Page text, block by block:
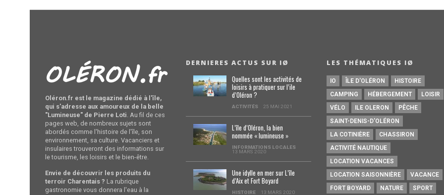
Oléron.fr est le magazine dédié à l'île,
qui s'adresse aux amoureux de la belle
"Lumineuse" de Pierre Loti. Au fil de ces
pages web, de nombreux sujets sont
abordés comme l'histoire de l'île, son
environnement, sa culture. Vacanciers et
insulaires trouveront des informations sur
le tourisme, les loisirs et le bien-être.
Envie de découvrir les produits du
terroir Charentais ? La rubrique
gastronomie vous donnera l'eau à la
DERNIERES ACTUS SUR IØ
Quelles sont les activités de
loisirs à pratiquer sur l’ile
d’Oléron ?
ACTIVITÉS 25 MAI 2021
L’île d’Oléron, la bien
nommée « lumineuse »
INFORMATIONS LOCALES
13 MARS 2020
Une idylle en mer sur L’île
d’Aix et Fort Boyard
HISTOIRE 13 MARS 2020
LES THÉMATIQUES IØ
IO ÎLE D'OLÉRON
HISTOIRE
CAMPING
HÉBERGEMENT
LOISIR
VÉLO
ILE OLERON
PÊCHE
SAINT-DENIS-D'OLÉRON
LA COTINIÈRE
CHASSIRON
ACTIVITÉ NAUTIQUE
LOCATION VACANCES
LOCATION SAISONNIÈRE
VACANCE
FORT BOYARD
NATURE SPORT